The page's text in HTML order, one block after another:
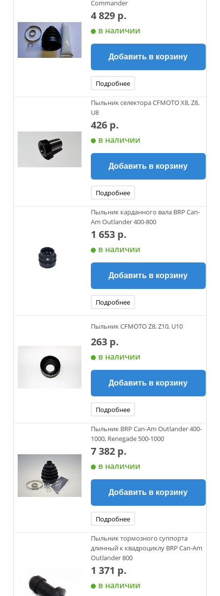
Commander
4 829 р.
в наличии
Добавить в корзину
Подробнее
Пыльник селектора CFMOTO X8, Z8,
U8
426 р.
в наличии
Добавить в корзину
Подробнее
Пыльник карданного вала BRP Can-
Am Outlander 400-800
1 653 р.
в наличии
Добавить в корзину
Подробнее
Пыльник CFMOTO Z8, Z10, U10
263 р.
в наличии
Добавить в корзину
Подробнее
Пыльник BRP Can-Am Outlander 400-
1000, Renegade 500-1000
7 382 р.
в наличии
Добавить в корзину
Подробнее
Пыльник тормозного суппорта
длинный к квадроциклу BRP Can-Am
Outlander 800
1 371 р.
в наличии